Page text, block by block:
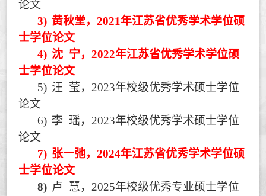
论文
3) 黄秋堂，2021年江苏省优秀学术学位硕
士学位论文
4) 沈 宁，2022年江苏省优秀学术学位硕
士学位论文
5) 汪 莹， 2023年校级优秀学术硕士学位
论文
6) 李 瑶， 2023年校级优秀学术硕士学位
论文
7) 张一弛，2024年江苏省优秀学术学位硕
士学位论文
8) 卢 慧， 2025年校级优秀专业硕士学位